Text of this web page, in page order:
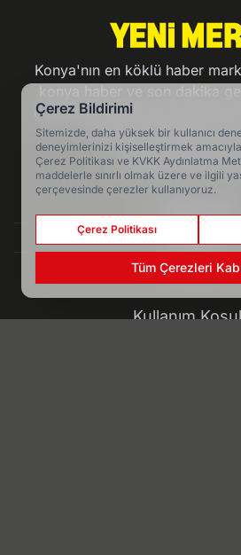
Konya'nın en köklü haber
konya haber ve son dakika
gündeminden köşe yazılarını
ekonomi haberlerini
Reklam
Kullanım
Çerez Bildirimi
Sitemizde, daha yüksek bir kullanıcı
deneyimlerinizi kişiselleştirmek
Çerez Politikası ve KVKK Aydınlatma
maddelerle sınırlı olmak üzere ve ilgili
çerçevesinde çerezler kullanıyoruz.
Çerez Politikası
Tüm Çerezleri